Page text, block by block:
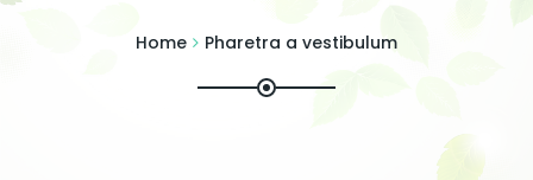
Home Pharetra a vestibulum